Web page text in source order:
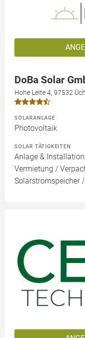
DoBa Solar
Hohe Leite 4, 97532
SOLARANLAGE
Photovoltaik
SOLAR TÄTIGKEITEN
Anlage &
Vermietung /
Solarstromspeicher